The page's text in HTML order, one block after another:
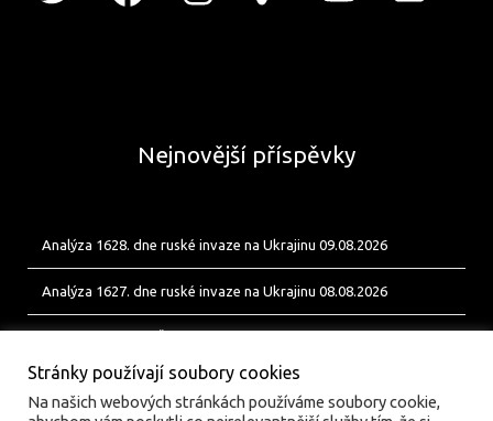
Nejnovější příspěvky
Analýza 1628. dne ruské invaze na Ukrajinu 09.08.2026
Analýza 1627. dne ruské invaze na Ukrajinu 08.08.2026
Stránky používají soubory cookies
Na našich webových stránkách používáme soubory cookie,